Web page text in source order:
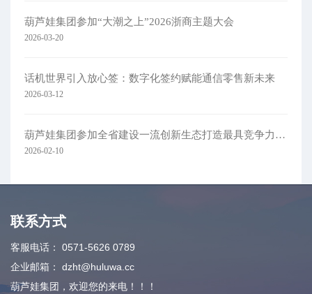
葫芦娃集团参加“大潮之上”2026浙商主题大会
2026-03-20
话机世界引入放心签：数字化签约赋能通信零售新未来
2026-03-12
葫芦娃集团参加全省建设一流创新生态打造最具竞争力营商环境大会
2026-02-10
联系方式
客服电话：
0571-5626 0789
企业邮箱：
dzht@huluwa.cc
葫芦娃集团，欢迎您的来电！！！